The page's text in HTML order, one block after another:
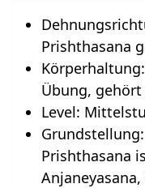
Prishthasana
Übung, gehört
Level:
Prishthasana
Anjaneyasana,